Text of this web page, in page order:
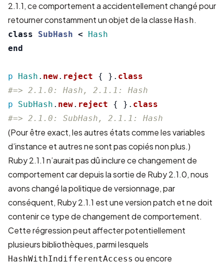
2.1.1, ce comportement a accidentellement changé pour
retourner constamment un objet de la classe Hash.
class SubHash <
Hash
end
p Hash . new. reject { }. class
#=> 2.1.0: Hash, 2.1.1: Hash
p
SubHash . new. reject { }. class
#=> 2.1.0: SubHash, 2.1.1: Hash
(Pour être exact, les autres états comme les variables
d’instance et autres ne sont pas copiés non plus.)
Ruby 2.1.1 n’aurait pas dû inclure ce changement de
comportement car depuis la sortie de Ruby 2.1.0, nous
avons changé lapolitique de versionnage, par
conséquent, Ruby 2.1.1 est une version patch et ne doit
contenir ce type de changement de comportement.
Cette régression peut affecter potentiellement
plusieurs bibliothèques, parmi lesquels
HashWithIndifferentAccess ou encore